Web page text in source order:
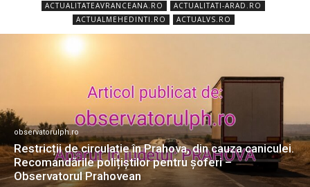
ACTUALITATEAVRANCEANA.RO
ACTUALITATI-ARAD.RO
ACTUALMEHEDINTI.RO
ACTUALVS.RO
observatorulph.ro
Restricții de circulație în Prahova, din cauza caniculei.
Recomandările polițiștilor pentru șoferi –
Observatorul Prahovean